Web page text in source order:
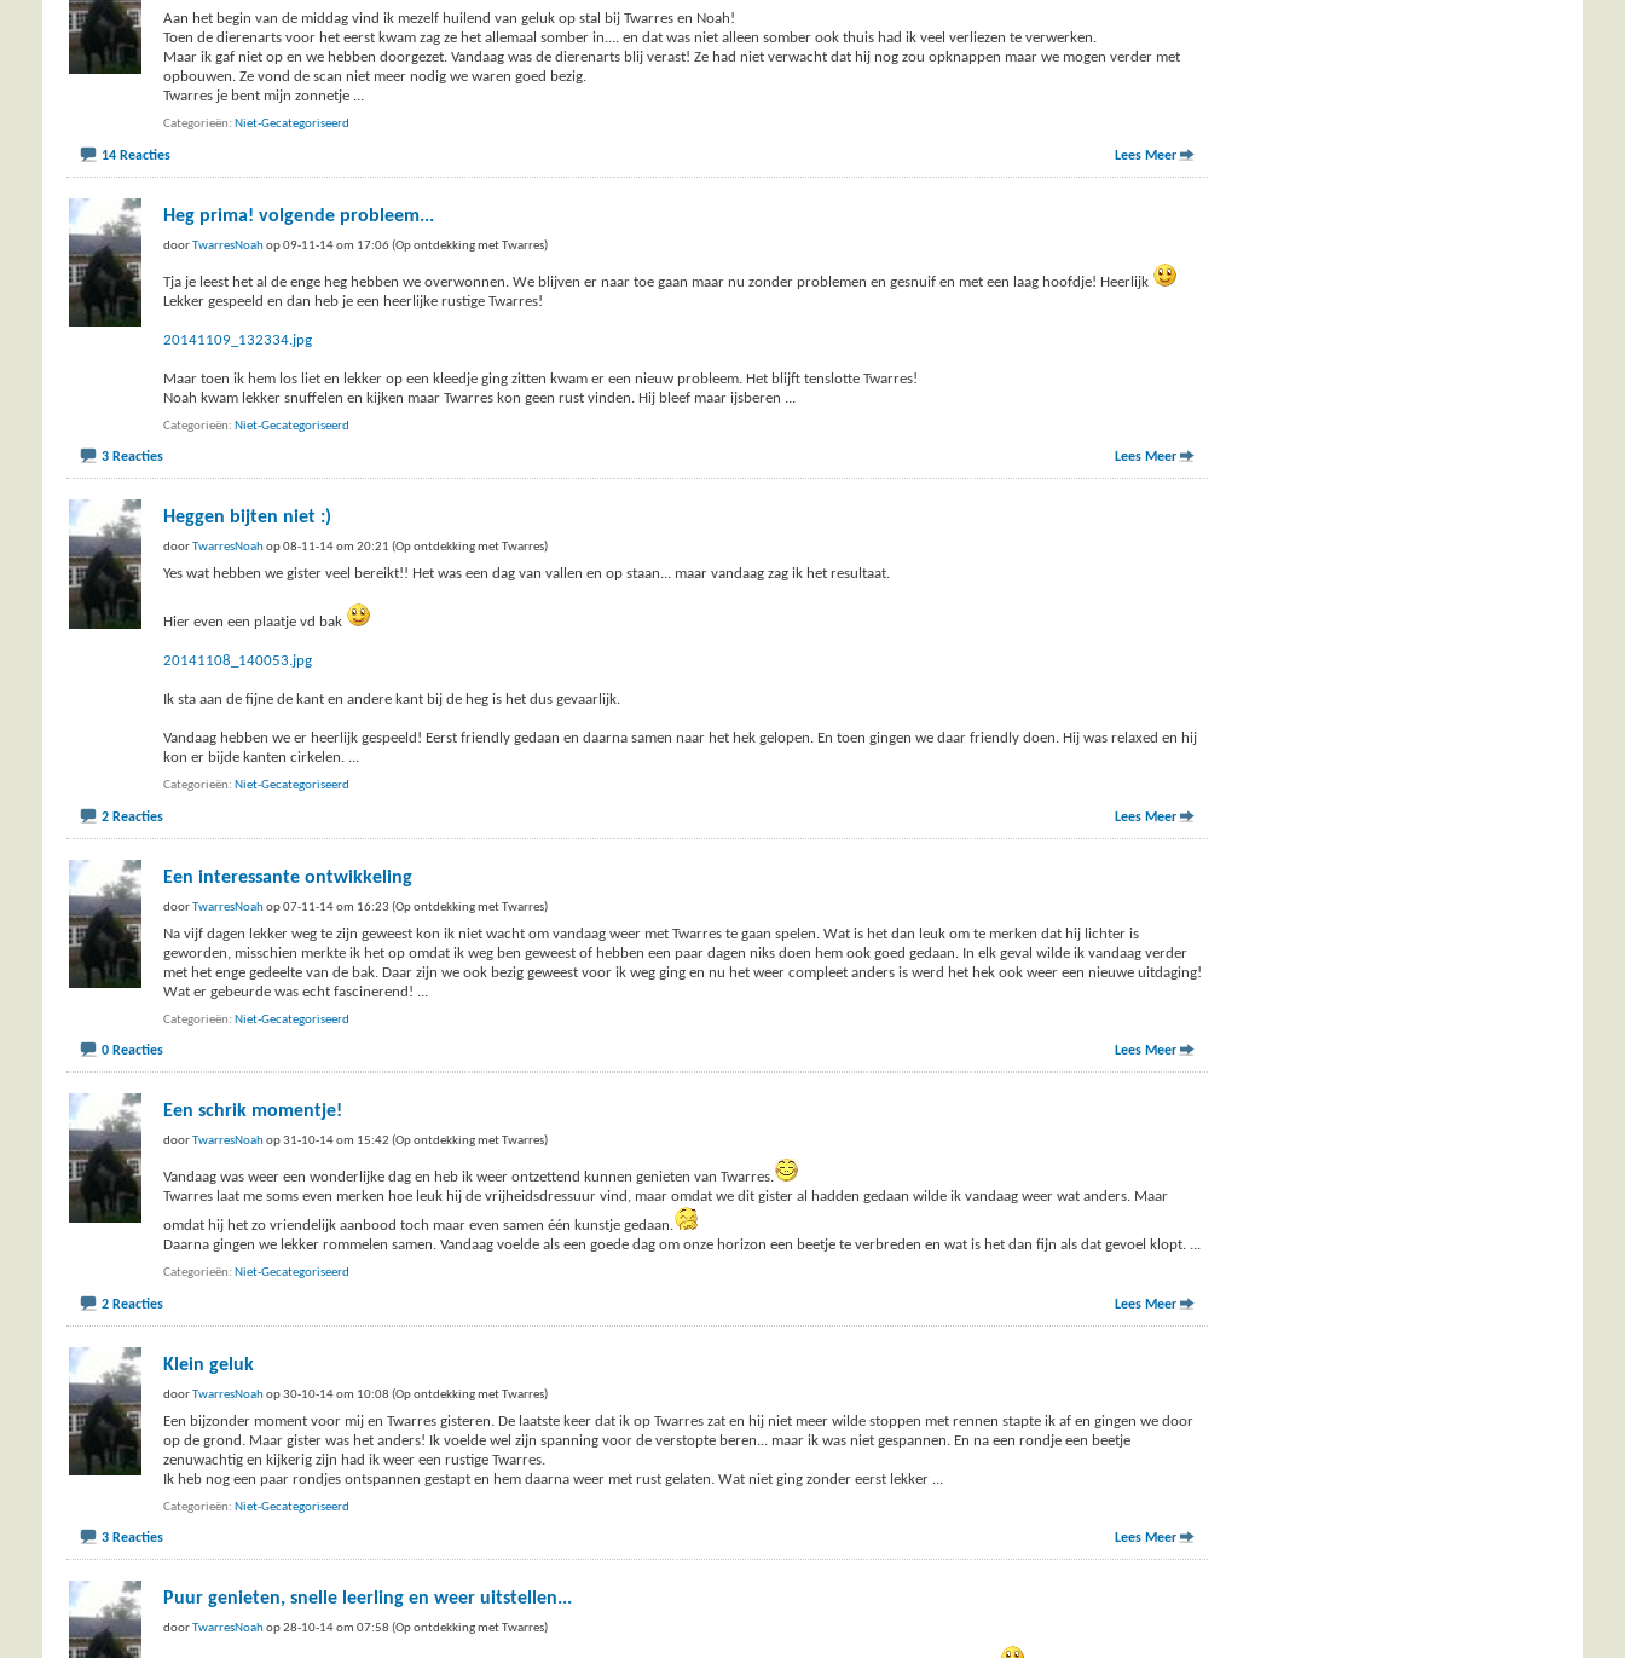
Aan het begin van de middag vind ik mezelf huilend van geluk op stal bij Twarres en Noah!
Toen de dierenarts voor het eerst kwam zag ze het allemaal somber in.... en dat was niet alleen somber ook thuis had ik veel verliezen te verwerken.
Maar ik gaf niet op en we hebben doorgezet. Vandaag was de dierenarts blij verast! Ze had niet verwacht dat hij nog zou opknappen maar we mogen verder met
opbouwen. Ze vond de scan niet meer nodig we waren goed bezig.
Twarres je bent mijn zonnetje ...
Categorieën Niet-Gecategoriseerd
14 Reacties Lees Meer
Heg prima! volgende probleem...
doorTwarresNoahop 09-11-14 om 17:06 (Op ontdekking met Twarres)
Tja je leest het al de enge heg hebben we overwonnen. We blijven er naar toe gaan maar nu zonder problemen en gesnuif en met een laag hoofdje! Heerlijk
Lekker gespeeld en dan heb je een heerlijke rustige Twarres!
20141109_132334.jpg
Maar toen ik hem los liet en lekker op een kleedje ging zitten kwam er een nieuw probleem. Het blijft tenslotte Twarres!
Noah kwam lekker snuffelen en kijken maar Twarres kon geen rust vinden. Hij bleef maar ijsberen
Categorieën Niet-Gecategoriseerd
3 Reacties Lees Meer
Heggen bijten niet :)
doorTwarresNoahop 08-11-14 om 20:21 (Op ontdekking met Twarres)
Yes wat hebben we gister veel bereikt!! Het was een dag van vallen en op staan... maar vandaag zag ik het resultaat.
Hier even een plaatje vd bak
20141108_140053.jpg
Ik sta aan de fijne de kant en andere kant bij de heg is het dus gevaarlijk.
Vandaag hebben we er heerlijk gespeeld! Eerst friendly gedaan en daarna samen naar het hek gelopen. En toen gingen we daar friendly doen. Hij was relaxed en hij
kon er bijde kanten cirkelen. ...
Categorieën Niet-Gecategoriseerd
2 Reacties Lees Meer
Een interessante ontwikkeling
doorTwarresNoahop 07-11-14 om 16:23 (Op ontdekking met Twarres)
Na vijf dagen lekker weg te zijn geweest kon ik niet wacht om vandaag weer met Twarres te gaan spelen. Wat is het dan leuk om te merken dat hij lichter is
geworden, misschien merkte ik het op omdat ik weg ben geweest of hebben een paar dagen niks doen hem ook goed gedaan. In elk geval wilde ik vandaag verder
met het enge gedeelte van de bak. Daar zijn we ook bezig geweest voor ik weg ging en nu het weer compleet anders is werd het hek ook weer een nieuwe uitdaging!
Wat er gebeurde was echt fascinerend!
Categorieën Niet-Gecategoriseerd
0 Reacties Lees Meer
Een schrik momentje!
doorTwarresNoahop 31-10-14 om 15:42 (Op ontdekking met Twarres)
Vandaag was weer een wonderlijke dag en heb ik weer ontzettend kunnen genieten van Twarres.
Twarres laat me soms even merken hoe leuk hij de vrijheidsdressuur vind, maar omdat we dit gister al hadden gedaan wilde ik vandaag weer wat anders. Maar
omdat hij het zo vriendelijk aanbood toch maar even samen één kunstje gedaan.
Daarna gingen we lekker rommelen samen. Vandaag voelde als een goede dag om onze horizon een beetje te verbreden en wat is het dan fijn als dat gevoel klopt. ...
Categorieën Niet-Gecategoriseerd
2 Reacties Lees Meer
Klein geluk
doorTwarresNoahop 30-10-14 om 10:08 (Op ontdekking met Twarres)
Een bijzonder moment voor mij en Twarres gisteren. De laatste keer dat ik op Twarres zat en hij niet meer wilde stoppen met rennen stapte ik af en gingen we door
op de grond. Maar gister was het anders! Ik voelde wel zijn spanning voor de verstopte beren... maar ik was niet gespannen. En na een rondje een beetje
zenuwachtig en kijkerig zijn had ik weer een rustige Twarres.
Ik heb nog een paar rondjes ontspannen gestapt en hem daarna weer met rust gelaten. Wat niet ging zonder eerst lekker
Categorieën Niet-Gecategoriseerd
3 Reacties Lees Meer
Puur genieten, snelle leerling en weer uitstellen...
doorTwarresNoahop 28-10-14 om 07:58 (Op ontdekking met Twarres)